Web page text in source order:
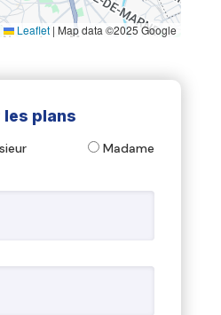
Leaflet | Map data ©2025 Google
les plans
Madame